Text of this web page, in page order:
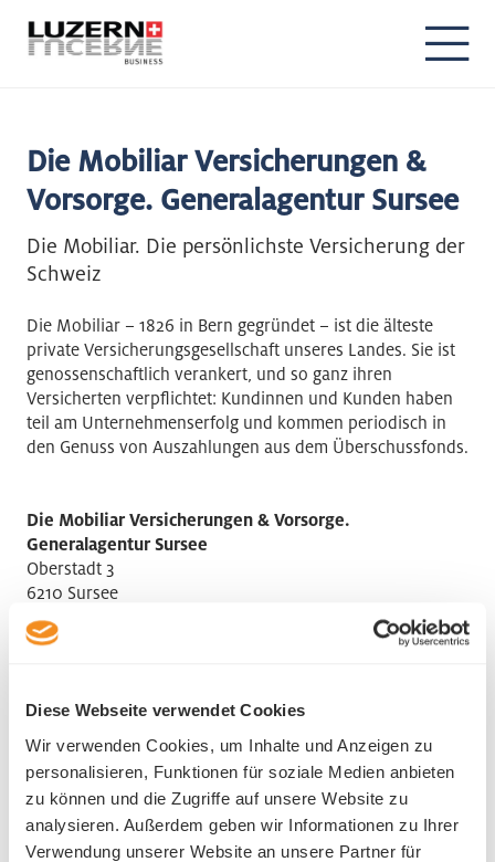
Diese Webseite verwendet Cookies
Wir verwenden Cookies, um Inhalte und Anzeigen zu
personalisieren, Funktionen für soziale Medien anbieten
zu können und die Zugriffe auf unsere Website zu
analysieren. Außerdem geben wir Informationen zu Ihrer
Verwendung unserer Website an unsere Partner für
Die Mobiliar Versicherungen &
Vorsorge. Generalagentur Sursee
Die Mobiliar. Die persönlichste Versicherung der
Schweiz
Die Mobiliar – 1826 in Bern gegründet – ist die älteste
private Versicherungsgesellschaft unseres Landes. Sie ist
genossenschaftlich verankert, und so ganz ihren
Versicherten verpflichtet: Kundinnen und Kunden haben
teil am Unternehmenserfolg und kommen periodisch in
den Genuss von Auszahlungen aus dem Überschussfonds.
Die Mobiliar Versicherungen & Vorsorge.
Generalagentur Sursee
Oberstadt 3
6210 Sursee
Telefon +41 41 926 76 76
Ansprechsperson HR
Herbert Heini